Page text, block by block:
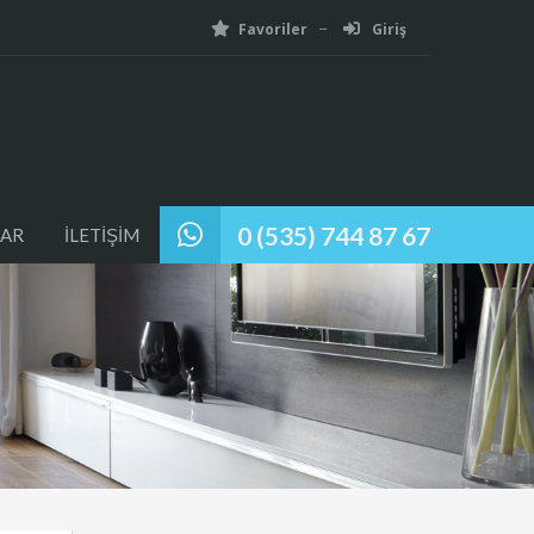
Favoriler Giriş
0 (535) 744 87 67
İLETİŞİM